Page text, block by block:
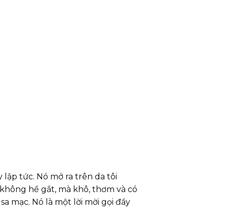
tức. Nó mở ra trên da tôi
hề gắt, mà khô, thơm và có
mạc. Nó là một lời mời gọi đầy